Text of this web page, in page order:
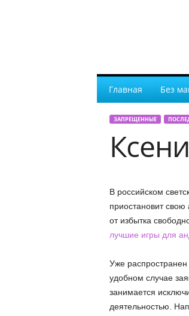
Главная Без
ЗАПРЕЩЕННЫЕ
В российском
приостановит
от избытка
лучшие игры для
Уже
удобном случае
занимается
деятельностью.